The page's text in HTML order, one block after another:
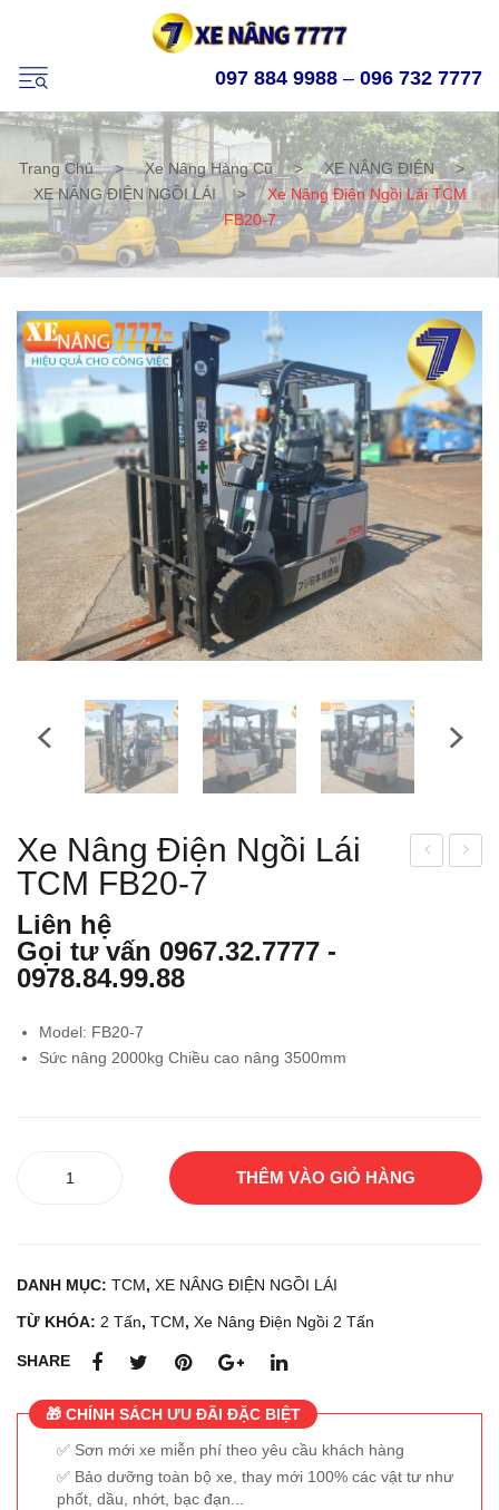
097 884 9988 – 096 732 7777
Trang Chủ > Xe Nâng Hàng Cũ > XE NÂNG ĐIỆN
>
XE NÂNG ĐIỆN NGỒI LÁI
>
Xe Nâng Điện Ngồi Lái TCM
FB20-7
C20
FB1
Xe Nâng Điện Ngồi Lái
TCM FB20-7
Liên hệ
Gọi tư vấn 0967.32.7777 -
0978.84.99.88
Model: FB20-7
Sức nâng 2000kg Chiều cao nâng 3500mm
TCM
FB20-
số
THÊM VÀO GIỎ HÀNG
DANH MỤC: TCM, XE NÂNG ĐIỆN NGỒI LÁI
TỪ KHÓA: 2 Tấn, TCM, Xe Nâng Điện Ngồi 2 Tấn
SHARE
🎁 CHÍNH SÁCH ƯU ĐÃI ĐẶC BIỆT
Sơn mới xe miễn phí theo yêu cầu khách hàng
Bảo dưỡng toàn bộ xe, thay mới 100% các vật tư như
phốt, dầu, nhớt, bạc đạn...